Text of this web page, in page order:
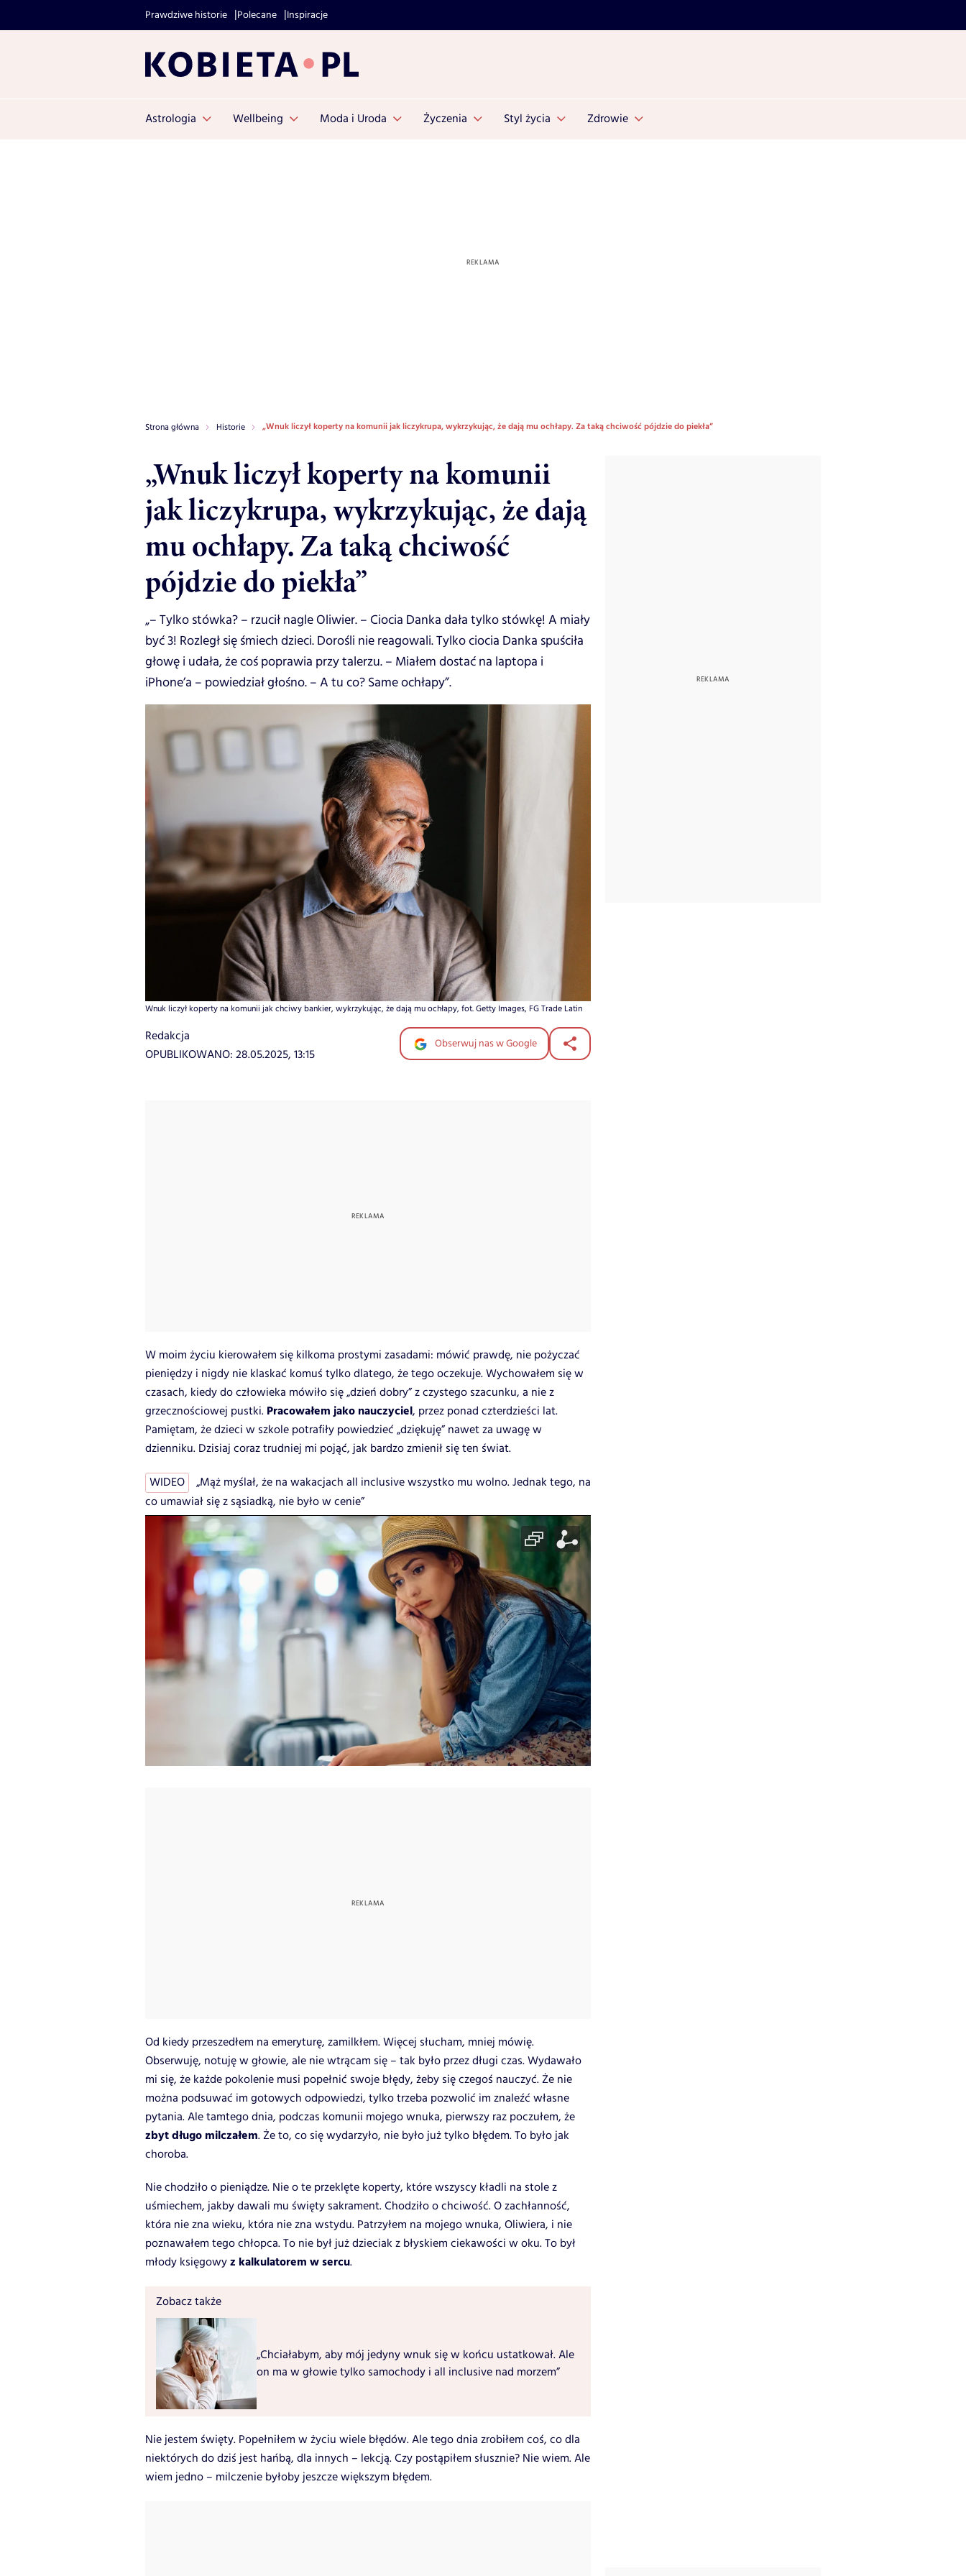
Prawdziwe historie Polecane Inspiracje
Astrologia Wellbeing Moda i Uroda Życzenia Styl życia Zdrowie
Strona główna Historie „Wnuk liczył koperty na komunii jak liczykrupa, wykrzykując, że dają mu ochłapy. Za taką chciwość pójdzie do piekła”
„Wnuk liczył koperty na komunii
jak liczykrupa, wykrzykując, że dają
mu ochłapy. Za taką chciwość
pójdzie do piekła”
„– Tylko stówka? – rzucił nagle Oliwier. – Ciocia Danka dała tylko stówkę! A miały
być 3! Rozległ się śmiech dzieci. Dorośli nie reagowali. Tylko ciocia Danka spuściła
głowę i udała, że coś poprawia przy talerzu. – Miałem dostać na laptopa i
iPhone’a – powiedział głośno. – A tu co? Same ochłapy”.
Wnuk liczył koperty na komunii jak chciwy bankier, wykrzykując, że dają mu ochłapy, fot. Getty Images, FG Trade Latin
Redakcja
OPUBLIKOWANO: 28.05.2025, 13:15
Obserwuj nas w Google
W moim życiu kierowałem się kilkoma prostymi zasadami: mówić prawdę, nie pożyczać
pieniędzy i nigdy nie klaskać komuś tylko dlatego, że tego oczekuje. Wychowałem się w
czasach, kiedy do człowieka mówiło się „dzień dobry” z czystego szacunku, a nie z
grzecznościowej pustki. Pracowałem jako nauczyciel, przez ponad czterdzieści lat.
Pamiętam, że dzieci w szkole potrafiły powiedzieć „dziękuję” nawet za uwagę w
dzienniku. Dzisiaj coraz trudniej mi pojąć, jak bardzo zmienił się ten świat.
WIDEO
„Mąż myślał, że na wakacjach all inclusive wszystko mu wolno. Jednak tego, na
co umawiał się z sąsiadką, nie było w cenie”
Od kiedy przeszedłem na emeryturę, zamilkłem. Więcej słucham, mniej mówię.
Obserwuję, notuję w głowie, ale nie wtrącam się – tak było przez długi czas. Wydawało
mi się, że każde pokolenie musi popełnić swoje błędy, żeby się czegoś nauczyć. Że nie
można podsuwać im gotowych odpowiedzi, tylko trzeba pozwolić im znaleźć własne
pytania. Ale tamtego dnia, podczas komunii mojego wnuka, pierwszy raz poczułem, że
zbyt długo milczałem. Że to, co się wydarzyło, nie było już tylko błędem. To było jak
choroba.
Nie chodziło o pieniądze. Nie o te przeklęte koperty, które wszyscy kładli na stole z
uśmiechem, jakby dawali mu święty sakrament. Chodziło o chciwość. O zachłanność,
która nie zna wieku, która nie zna wstydu. Patrzyłem na mojego wnuka, Oliwiera, i nie
poznawałem tego chłopca. To nie był już dzieciak z błyskiem ciekawości w oku. To był
młody księgowyz kalkulatorem w sercu.
Zobacz także
„Chciałabym, aby mój jedyny wnuk się w końcu ustatkował. Ale
on ma w głowie tylko samochody i all inclusive nad morzem”
Nie jestem święty. Popełniłem w życiu wiele błędów. Ale tego dnia zrobiłem coś, co dla
niektórych do dziś jest hańbą, dla innych – lekcją. Czy postąpiłem słusznie? Nie wiem. Ale
wiem jedno – milczenie byłoby jeszcze większym błędem.